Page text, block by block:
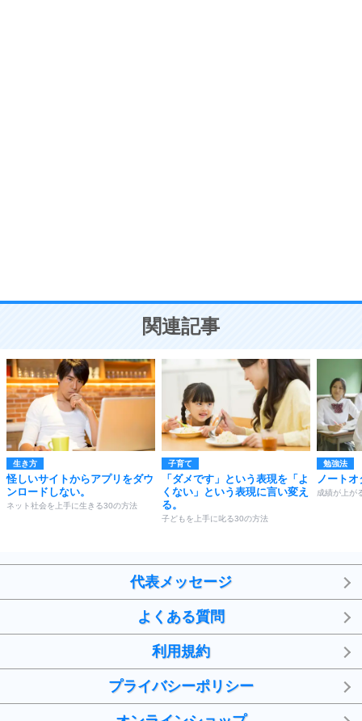
ことが大切。
関連記事
生き方
怪しいサイトからアプリをダウ
ンロードしない。
ネット社会を上手に生きる30の方法
子育て
「ダメです」という表現を「よ
くない」という表現に言い変え
る。
子どもを上手に叱る30の方法
勉強法
ノート
成績が上が
代表メッセージ
よくある質問
利用規約
プライバシーポリシー